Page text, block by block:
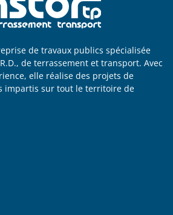
de travaux publics spécialisée
de terrassement et transport. Avec
elle réalise des projets de
impartis sur tout le territoire de